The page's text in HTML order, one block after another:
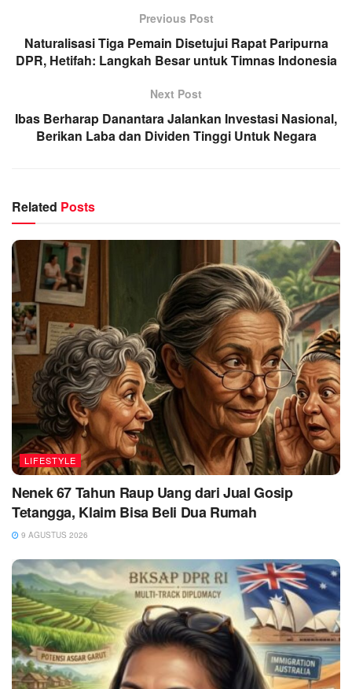
Previous Post
Naturalisasi Tiga Pemain Disetujui Rapat Paripurna
DPR, Hetifah: Langkah Besar untuk Timnas Indonesia
Next Post
Ibas Berharap Danantara Jalankan Investasi Nasional,
Berikan Laba dan Dividen Tinggi Untuk Negara
Related Posts
LIFESTYLE
Nenek 67 Tahun Raup Uang dari Jual Gosip
Tetangga, Klaim Bisa Beli Dua Rumah
9 AGUSTUS 2026